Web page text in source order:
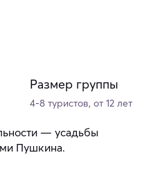
Размер группы
4-8 туристов, от 12 лет
— усадьбы
Пушкина.